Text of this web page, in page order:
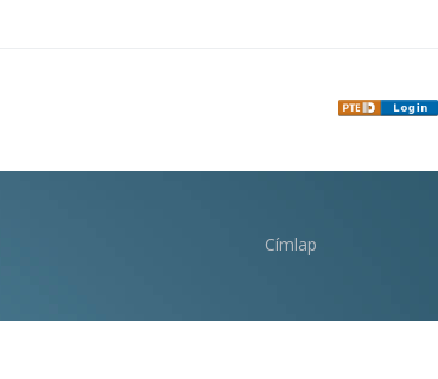
Címlap